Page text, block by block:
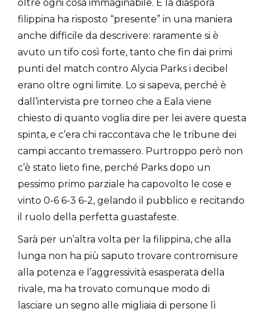
oltre ogni cosa immaginabile. E la diaspora
filippina ha risposto “presente” in una maniera
anche difficile da descrivere: raramente si è
avuto un tifo così forte, tanto che fin dai primi
punti del match contro Alycia Parks i decibel
erano oltre ogni limite. Lo si sapeva, perché è
dall’intervista pre torneo che a Eala viene
chiesto di quanto voglia dire per lei avere questa
spinta, e c’era chi raccontava che le tribune dei
campi accanto tremassero. Purtroppo però non
c’è stato lieto fine, perché Parks dopo un
pessimo primo parziale ha capovolto le cose e
vinto 0-6 6-3 6-2, gelando il pubblico e recitando
il ruolo della perfetta guastafeste.
Sarà per un’altra volta per la filippina, che alla
lunga non ha più saputo trovare contromisure
alla potenza e l’aggressività esasperata della
rivale, ma ha trovato comunque modo di
lasciare un segno alle migliaia di persone lì